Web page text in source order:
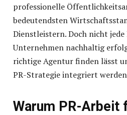
professionelle
bedeutendsten
Dienstleistern. Doch nicht jede
Unternehmen nachhaltig
richtige Agentur finden lässt
PR-Strategie integriert
Warum PR-Arbeit